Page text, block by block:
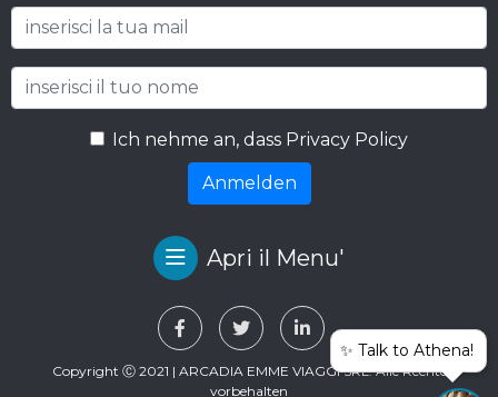
Ich nehme an, dass Privacy Policy
Anmelden
Apri il Menu'
Copyright Ⓒ 2021 | ARCADIA EMME VIAGGI SRL. Alle Rechte
vorbehalten
✨ Talk to Athena!